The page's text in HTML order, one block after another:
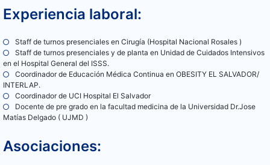
Experiencia laboral:
Staff de turnos presenciales en Cirugía (Hospital Nacional Rosales )
Staff de turnos presenciales y de planta en Unidad de Cuidados Intensivos
en el Hospital General del ISSS.
Coordinador de Educación Médica Continua en OBESITY EL SALVADOR/
INTERLAP.
Coordinador de UCI Hospital El Salvador
Docente de pre grado en la facultad medicina de la Universidad Dr.Jose
Matías Delgado ( UJMD )
Asociaciones: